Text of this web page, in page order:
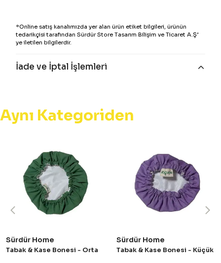
*Online satış kanalımızda yer alan ürün etiket bilgileri, ürünün
tedarikçisi tarafından Sürdür Store Tasarım Bilişim ve Ticaret A.Ş’
ye iletilen bilgilerdir.
İade ve İptal İşlemleri
Aynı Kategoriden
Sürdür Home
Tabak & Kase Bonesi - Orta
Sürdür Home
Tabak & Kase Bonesi - Küçük